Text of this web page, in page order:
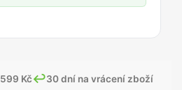
Kč↩30 dní na vrácení zboží